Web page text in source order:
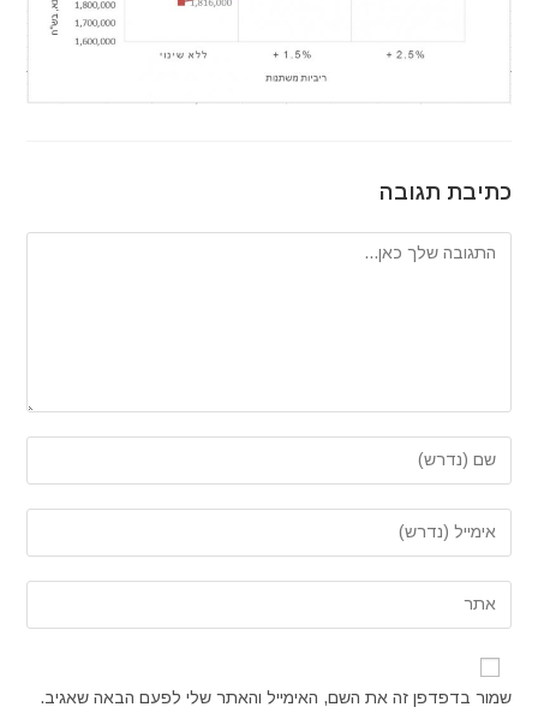
כתיבת תגובה
להגיב
את
השם
שלך
שם
משתמש
כדי
להגיב
את
כתובת
דואר
שלך
כדי
את
כתובת
שמור בדפדפן זה את השם, האימייל והאתר שלי לפעם הבאה שאגיב.